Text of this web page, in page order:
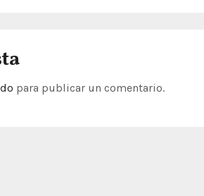
para publicar un comentario.